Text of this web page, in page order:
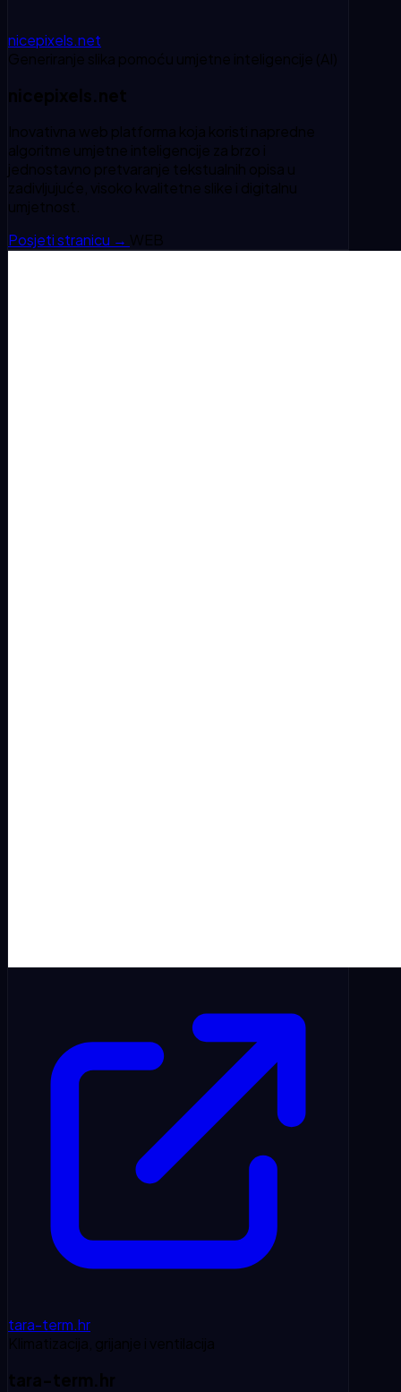
nicepixels.net
Generiranje slika pomoću umjetne inteligencije (AI)
nicepixels.net
Inovativna web platforma koja koristi napredne
algoritme umjetne inteligencije za brzo i
jednostavno pretvaranje tekstualnih opisa u
zadivljujuće, visoko kvalitetne slike i digitalnu
umjetnost.
Posjeti stranicu → WEB
tara-term.hr
Klimatizacija, grijanje i ventilacija
tara-term.hr